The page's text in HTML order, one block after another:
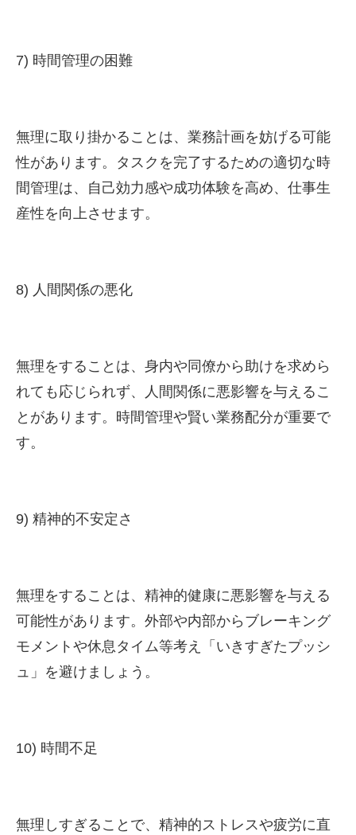
7) 時間管理の困難
無理に取り掛かることは、業務計画を妨げる可能
性があります。タスクを完了するための適切な時
間管理は、自己効力感や成功体験を高め、仕事生
産性を向上させます。
8) 人間関係の悪化
無理をすることは、身内や同僚から助けを求めら
れても応じられず、人間関係に悪影響を与えるこ
とがあります。時間管理や賢い業務配分が重要で
す。
9) 精神的不安定さ
無理をすることは、精神的健康に悪影響を与える
可能性があります。外部や内部からブレーキング
モメントや休息タイム等考え「いきすぎたプッシ
ュ」を避けましょう。
10) 時間不足
無理しすぎることで、精神的ストレスや疲労に直